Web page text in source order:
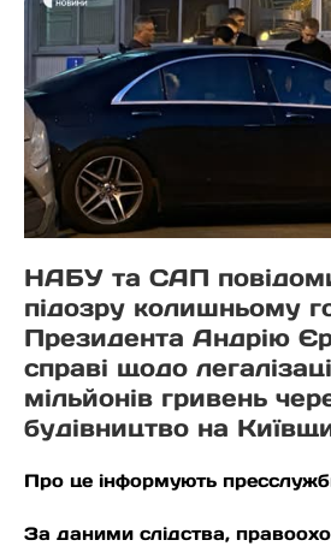
НАБУ та САП
підозру колишньому
Президента Андрію
справі щодо
мільйонів гривень
будівництво на
Про це інформують
За даними слідства,